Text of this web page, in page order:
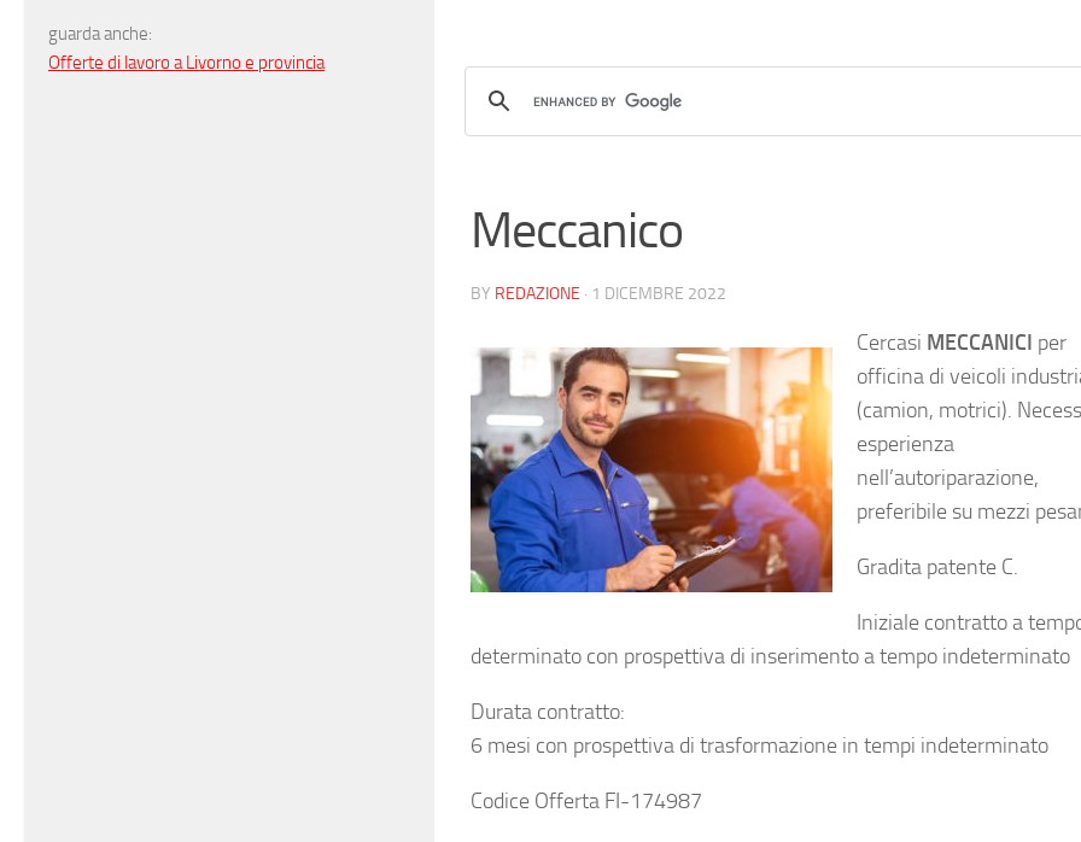
Meccanico
BY REDAZIONE · 1 DICEMBRE 2022
Cercasi MECCANICI per
officina di veicoli
(camion, motrici).
esperienza
nell’autoriparazione,
preferibile su mezzi
Gradita patente C.
Iniziale contratto a
determinato con prospettiva di inserimento a tempo indeterminato
Durata contratto:
6 mesi con prospettiva di trasformazione in tempi indeterminato
Codice Offerta FI-174987
guarda anche:
Offerte di lavoro a Livorno e provincia